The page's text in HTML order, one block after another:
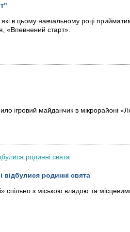
в цьому навчальному році
«Впевнений старт».
ігровий майданчик в мікрорайоні
відбулися родинні свята
спільно з міською владою та